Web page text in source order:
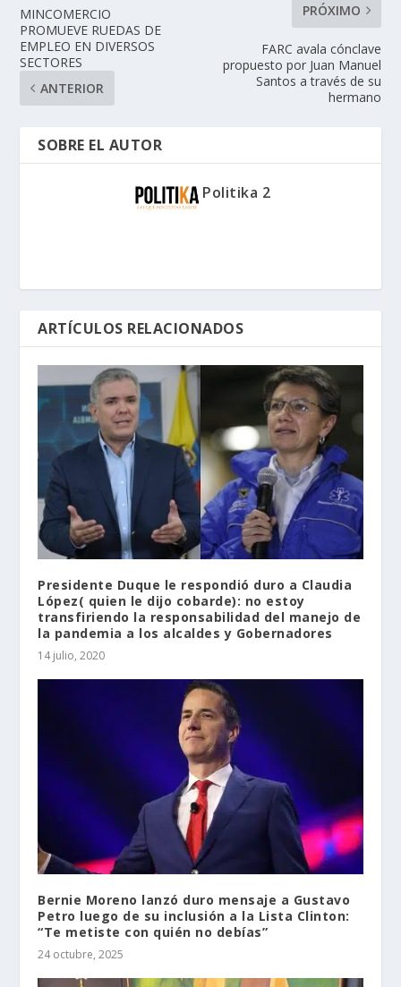
MINCOMERCIO
PROMUEVE RUEDAS DE
EMPLEO EN DIVERSOS
SECTORES
ANTERIOR
PRÓXIMO
FARC avala cónclave
propuesto por Juan Manuel
Santos a través de su
hermano
SOBRE EL AUTOR
Politika 2
ARTÍCULOS RELACIONADOS
Presidente Duque le respondió duro a Claudia
López( quien le dijo cobarde): no estoy
transfiriendo la responsabilidad del manejo de
la pandemia a los alcaldes y Gobernadores
14 julio, 2020
Bernie Moreno lanzó duro mensaje a Gustavo
Petro luego de su inclusión a la Lista Clinton:
“Te metiste con quién no debías”
24 octubre, 2025